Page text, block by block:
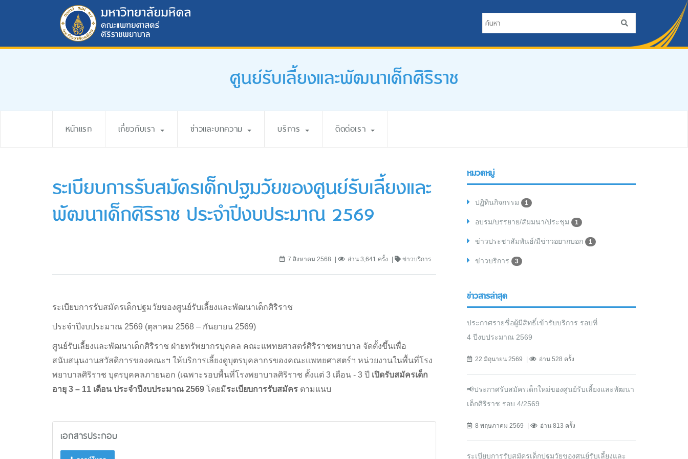
ศูนย์รับเลี้ยงและพัฒนาเด็กศิริราช
หน้าแรก เกี่ยวกับเรา ข่าวและบทความ บริการ ติดต่อเรา
ระเบียบการรับสมัครเด็กปฐมวัยของศูนย์รับเลี้ยงและ
พัฒนาเด็กศิริราช ประจำปีงบประมาณ 2569
7 สิงหาคม 2568 อ่าน 3,641 ครั้ง ข่าวบริการ
ระเบียบการรับสมัครเด็กปฐมวัยของศูนย์รับเลี้ยงและพัฒนาเด็กศิริราช
ประจำปีงบประมาณ 2569 (ตุลาคม 2568 – กันยายน 2569)
ศูนย์รับเลี้ยงและพัฒนาเด็กศิริราช ฝ่ายทรัพยากรบุคคล คณะแพทยศาสตร์ศิริราชพยาบาล จัดตั้งขึ้นเพื่อ
สนับสนุนงานสวัสดิการของคณะฯ ให้บริการเลี้ยงดูบุตรบุคลากรของคณะแพทยศาสตร์ฯ หน่วยงานในพื้นที่โรง
พยาบาลศิริราช บุตรบุคคลภายนอก (เฉพาะรอบพื้นที่โรงพยาบาลศิริราช ตั้งแต่ 3 เดือน - 3 ปี เปิดรับสมัครเด็ก
อายุ 3 – 11 เดือน ประจำปีงบประมาณ 2569 โดยมีระเบียบการรับสมัคร ตามแนบ
เอกสารประกอบ
หมวดหมู่
ปฏิทินกิจกรรม 1
อบรม/บรรยาย/สัมมนา/ประชุม 1
ข่าวประชาสัมพันธ์/มีข่าวอยากบอก 1
ข่าวบริการ 3
ข่าวสารล่าสุด
ประกาศรายชื่อผู้มีสิทธิ์เข้ารับบริการ รอบที่
4 ปีงบประมาณ 2569
22 มิถุนายน 2569 อ่าน 528 ครั้ง
📢ประกาศรับสมัครเด็กใหม่ของศูนย์รับเลี้ยงและพัฒนา
เด็กศิริราช รอบ 4/2569
8 พฤษภาคม 2569 อ่าน 813 ครั้ง
ระเบียบการรับสมัครเด็กปฐมวัยของศูนย์รับเลี้ยงและ